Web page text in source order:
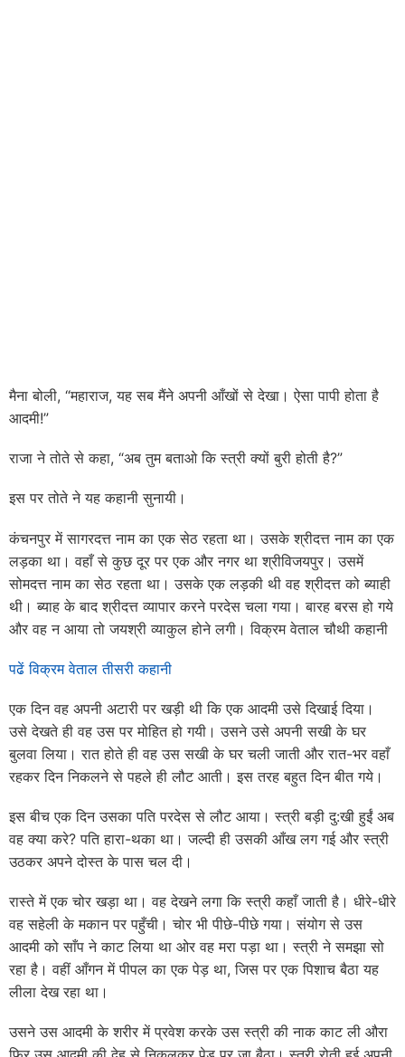
मैना बोली, “महाराज, यह सब मैंने अपनी आँखों से देखा। ऐसा पापी होता है
आदमी!”
राजा ने तोते से कहा, “अब तुम बताओ कि स्त्री क्यों बुरी होती है?”
इस पर तोते ने यह कहानी सुनायी।
कंचनपुर में सागरदत्त नाम का एक सेठ रहता था। उसके श्रीदत्त नाम का एक
लड़का था। वहाँ से कुछ दूर पर एक और नगर था श्रीविजयपुर। उसमें
सोमदत्त नाम का सेठ रहता था। उसके एक लड़की थी वह श्रीदत्त को ब्याही
थी। ब्याह के बाद श्रीदत्त व्यापार करने परदेस चला गया। बारह बरस हो गये
और वह न आया तो जयश्री व्याकुल होने लगी। विक्रम वेताल चौथी कहानी
पढें विक्रम वेताल तीसरी कहानी
एक दिन वह अपनी अटारी पर खड़ी थी कि एक आदमी उसे दिखाई दिया।
उसे देखते ही वह उस पर मोहित हो गयी। उसने उसे अपनी सखी के घर
बुलवा लिया। रात होते ही वह उस सखी के घर चली जाती और रात-भर वहाँ
रहकर दिन निकलने से पहले ही लौट आती। इस तरह बहुत दिन बीत गये।
इस बीच एक दिन उसका पति परदेस से लौट आया। स्त्री बड़ी दु:खी हुईं अब
वह क्या करे? पति हारा-थका था। जल्दी ही उसकी आँख लग गई और स्त्री
उठकर अपने दोस्त के पास चल दी।
रास्ते में एक चोर खड़ा था। वह देखने लगा कि स्त्री कहाँ जाती है। धीरे-धीरे
वह सहेली के मकान पर पहुँची। चोर भी पीछे-पीछे गया। संयोग से उस
आदमी को साँप ने काट लिया था ओर वह मरा पड़ा था। स्त्री ने समझा सो
रहा है। वहीं आँगन में पीपल का एक पेड़ था, जिस पर एक पिशाच बैठा यह
लीला देख रहा था।
उसने उस आदमी के शरीर में प्रवेश करके उस स्त्री की नाक काट ली औरा